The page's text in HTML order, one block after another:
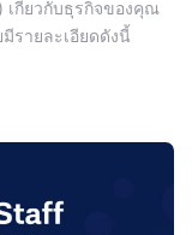
เกี่ยวกับธุรกิจของคุณ
รายละเอียดดังนี้